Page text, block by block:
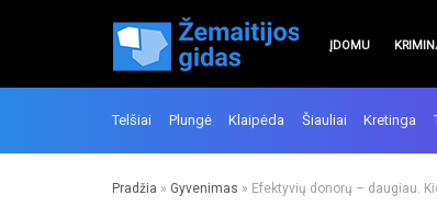
ĮDOMU
Telšiai Plungė Klaipėda Šiauliai Kretinga
Pradžia » Gyvenimas » Efektyvių donorų – daugiau.